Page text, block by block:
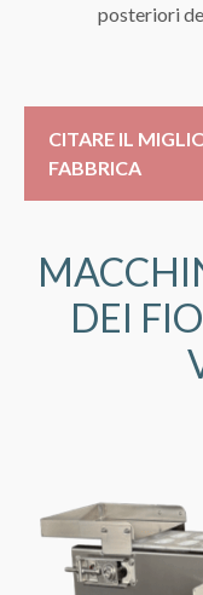
posteriori
CITARE IL
FABBRICA
DEI